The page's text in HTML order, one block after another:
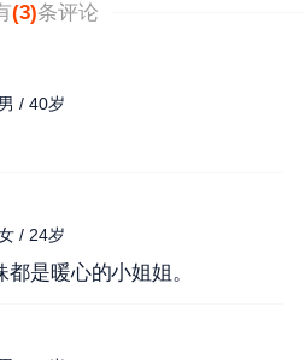
(3)条评论
男 / 40岁
/ 24岁
是暖心的小姐姐。